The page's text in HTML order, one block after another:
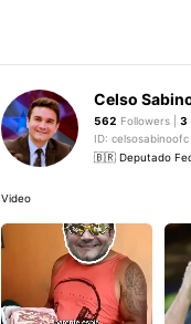
Celso
562 Followers |3
ID: celsosabinoofc
🇧🇷 Deputado
Video